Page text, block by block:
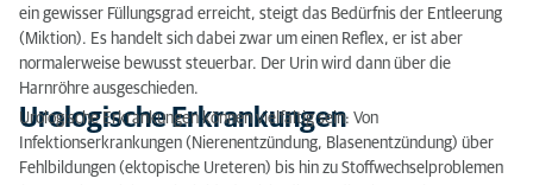
ein gewisser Füllungsgrad erreicht, steigt das Bedürfnis der Entleerung
(Miktion). Es handelt sich dabei zwar um einen Reflex, er ist aber
normalerweise bewusst steuerbar. Der Urin wird dann über die
Harnröhre ausgeschieden.
Urologische Erkrankungen
Urologische Erkrankungen können vielfältig sein: Von
Infektionserkrankungen (Nierenentzündung, Blasenentzündung) über
Fehlbildungen (ektopische Ureteren) bis hin zu Stoffwechselproblemen